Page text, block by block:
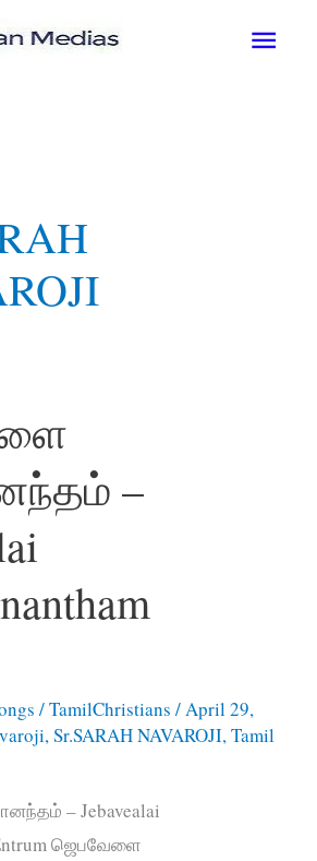
Main
–
/TamilChristians/ April 29,
,Sr.SARAH NAVAROJI,Tamil
– Jebavealai
ஜெபவேளை